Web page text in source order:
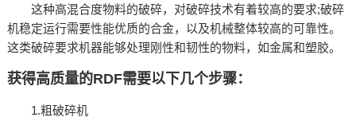
这种高混合度物料的破碎，对破碎技术有着较高的要求;破碎
机稳定运行需要性能优质的合金，以及机械整体较高的可靠性。
这类破碎要求机器能够处理刚性和韧性的物料，如金属和塑胶。
获得高质量的RDF需要以下几个步骤：
1.粗破碎机